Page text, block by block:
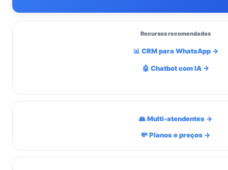
Recursos recomendados
📊 CRM para WhatsApp →
🤖 Chatbot com IA →
👥 Multi-atendentes →
💸 Planos e preços →